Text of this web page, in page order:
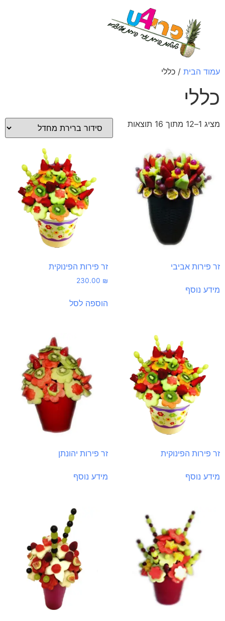
עמוד הבית / כללי
כללי
מציג 1–12 מתוך 16 תוצאות
זר פירות אביבי
מידע נוסף
זר פירות הפינוקית
230.00 ₪
הוספה לסל
זר פירות הפינוקית
מידע נוסף
זר פירות יהונתן
מידע נוסף